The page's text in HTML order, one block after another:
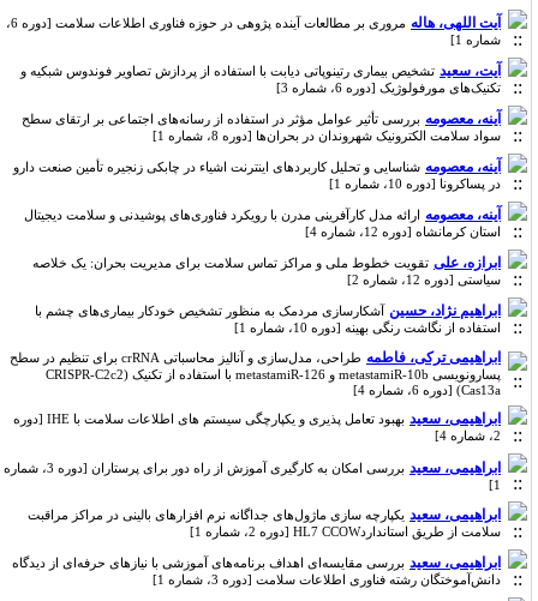
آیت اللهی، هاله
مروری بر مطالعات آینده پژوهی در حوزه فناوری اطلاعات سلامت [دوره 6،
شماره 1]
آیت، سعید تشخیص بیماری رتینوپاتی دیابت با استفاده از پردازش تصاویر فوندوس شبکیه و
تکنیک‌های مورفولوژیک [دوره 6، شماره 3]
آینه، معصومه بررسی تأثیر عوامل مؤثر در استفاده از رسانه‌های اجتماعی بر ارتقای سطح
سواد سلامت الکترونیک شهروندان در بحران‌ها [دوره 8، شماره 1]
آینه، معصومه شناسایی و تحلیل کاربردهای اینترنت اشیاء در چابکی زنجیره تأمین صنعت دارو
در پساکرونا [دوره 10، شماره 1]
آینه، معصومه ارائه مدل کارآفرینی مدرن با رویکرد فناوری‌های پوشیدنی و سلامت دیجیتال
استان کرمانشاه [دوره 12، شماره 4]
ابرازه، علی تقویت خطوط ملی و مراکز تماس سلامت برای مدیریت بحران: یک خلاصه
سیاستی [دوره 12، شماره 2]
ابراهیم نژاد، حسین آشکارسازی مردمک به منظور تشخیص خودکار بیماری‌های چشم با
استفاده از نگاشت رنگی بهینه [دوره 10، شماره 1]
ابراهیمی ترکی، فاطمه
طراحی، مدل‌سازی و آنالیز محاسباتی crRNA برای تنظیم در سطح
پسارونویسی metastamiR-10b و metastamiR-126 با استفاده از تکنیک (CRISPR-C2c2
(Cas13a [دوره 6، شماره 4]
ابراهیمی، سعید
بهبود تعامل پذیری و یکپارچگی سیستم های اطلاعات سلامت با IHE [دوره
ابراهیمی، سعید
بررسی امکان به کارگیری آموزش از راه دور برای پرستاران [دوره 3، شماره
ابراهیمی، سعید یکپارچه سازی ماژول‌های جداگانه نرم افزارهای بالینی در مراکز مراقبت
سلامت از طریق استانداردHL7 CCOW [دوره 2، شماره 1]
ابراهیمی، سعید بررسی مقایسه‌ای اهداف برنامه‌های آموزشی با نیازهای حرفه‌ای از دیدگاه
دانش‌آموختگان رشته فناوری اطلاعات سلامت [دوره 3، شماره 1]